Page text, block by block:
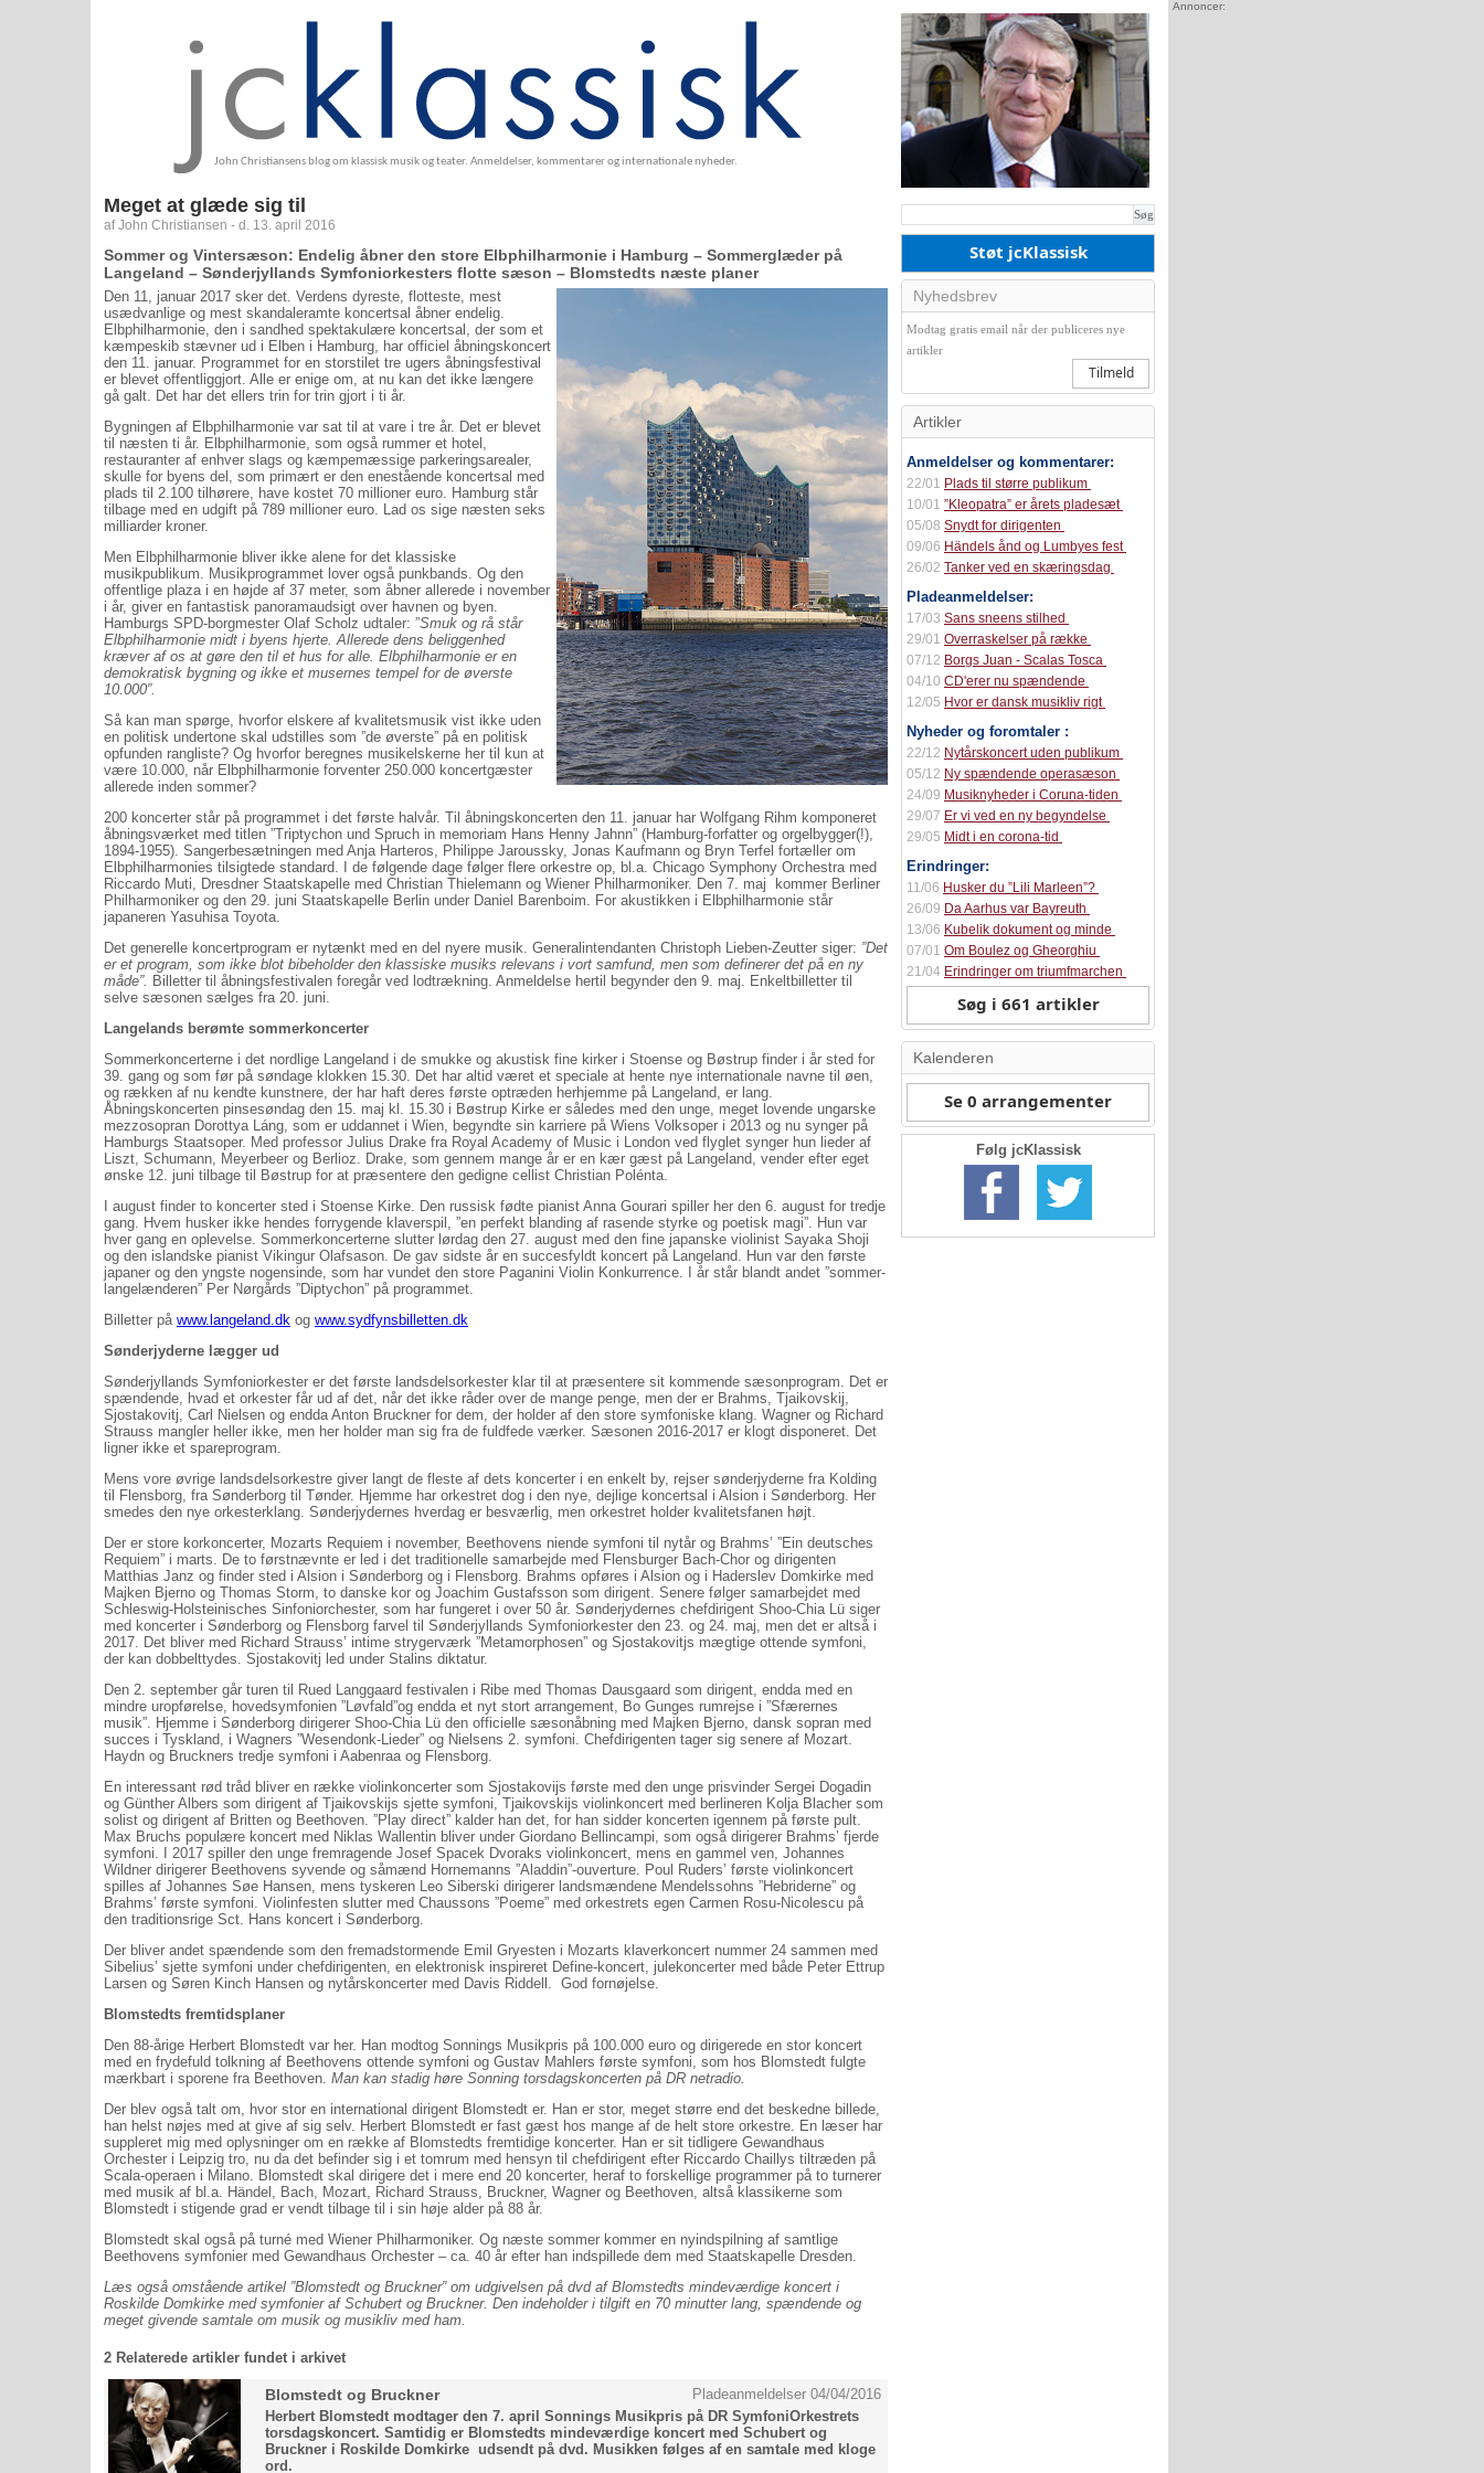
John Christiansens blog om klassisk musik og teater. Anmeldelser, kommentarer og internationale nyheder.
Meget at glæde sig til
af John Christiansen - d. 13. april 2016
Sommer og Vintersæson: Endelig åbner den store Elbphilharmonie i Hamburg – Sommerglæder på
Langeland – Sønderjyllands Symfoniorkesters flotte sæson – Blomstedts næste planer
Den 11, januar 2017 sker det. Verdens dyreste, flotteste, mest
usædvanlige og mest skandaleramte koncertsal åbner endelig.
Elbphilharmonie, den i sandhed spektakulære koncertsal, der som et
kæmpeskib stævner ud i Elben i Hamburg, har officiel åbningskoncert
den 11. januar. Programmet for en storstilet tre ugers åbningsfestival
er blevet offentliggjort. Alle er enige om, at nu kan det ikke længere
gå galt. Det har det ellers trin for trin gjort i ti år.
Bygningen af Elbphilharmonie var sat til at vare i tre år. Det er blevet
til næsten ti år. Elbphilharmonie, som også rummer et hotel,
restauranter af enhver slags og kæmpemæssige parkeringsarealer,
skulle for byens del, som primært er den enestående koncertsal med
plads til 2.100 tilhørere, have kostet 70 millioner euro. Hamburg står
tilbage med en udgift på 789 millioner euro. Lad os sige næsten seks
milliarder kroner.
Men Elbphilharmonie bliver ikke alene for det klassiske
musikpublikum. Musikprogrammet lover også punkbands. Og den
offentlige plaza i en højde af 37 meter, som åbner allerede i november
i år, giver en fantastisk panoramaudsigt over havnen og byen.
Hamburgs SPD-borgmester Olaf Scholz udtaler: ”Smuk og rå står
Elbphilharmonie midt i byens hjerte. Allerede dens beliggenhed
kræver af os at gøre den til et hus for alle. Elbphilharmonie er en
demokratisk bygning og ikke et musernes tempel for de øverste
10.000”.
Så kan man spørge, hvorfor elskere af kvalitetsmusik vist ikke uden
en politisk undertone skal udstilles som ”de øverste” på en politisk
opfunden rangliste? Og hvorfor beregnes musikelskerne her til kun at
være 10.000, når Elbphilharmonie forventer 250.000 koncertgæster
allerede inden sommer?
200 koncerter står på programmet i det første halvår. Til åbningskoncerten den 11. januar har Wolfgang Rihm komponeret
åbningsværket med titlen ”Triptychon und Spruch in memoriam Hans Henny Jahnn” (Hamburg-forfatter og orgelbygger(!),
1894-1955). Sangerbesætningen med Anja Harteros, Philippe Jaroussky, Jonas Kaufmann og Bryn Terfel fortæller om
Elbphilharmonies tilsigtede standard. I de følgende dage følger flere orkestre op, bl.a. Chicago Symphony Orchestra med
Riccardo Muti, Dresdner Staatskapelle med Christian Thielemann og Wiener Philharmoniker. Den 7. maj kommer Berliner
Philharmoniker og den 29. juni Staatskapelle Berlin under Daniel Barenboim. For akustikken i Elbphilharmonie står
japaneren Yasuhisa Toyota.
Det generelle koncertprogram er nytænkt med en del nyere musik. Generalintendanten Christoph Lieben-Zeutter siger: ”Det
er et program, som ikke blot bibeholder den klassiske musiks relevans i vort samfund, men som definerer det på en ny
måde”. Billetter til åbningsfestivalen foregår ved lodtrækning. Anmeldelse hertil begynder den 9. maj. Enkeltbilletter til
selve sæsonen sælges fra 20. juni.
Langelands berømte sommerkoncerter
Sommerkoncerterne i det nordlige Langeland i de smukke og akustisk fine kirker i Stoense og Bøstrup finder i år sted for
39. gang og som før på søndage klokken 15.30. Det har altid været et speciale at hente nye internationale navne til øen,
og rækken af nu kendte kunstnere, der har haft deres første optræden herhjemme på Langeland, er lang.
Åbningskoncerten pinsesøndag den 15. maj kl. 15.30 i Bøstrup Kirke er således med den unge, meget lovende ungarske
mezzosopran Dorottya Láng, som er uddannet i Wien, begyndte sin karriere på Wiens Volksoper i 2013 og nu synger på
Hamburgs Staatsoper. Med professor Julius Drake fra Royal Academy of Music i London ved flyglet synger hun lieder af
Liszt, Schumann, Meyerbeer og Berlioz. Drake, som gennem mange år er en kær gæst på Langeland, vender efter eget
ønske 12. juni tilbage til Bøstrup for at præsentere den gedigne cellist Christian Polénta.
I august finder to koncerter sted i Stoense Kirke. Den russisk fødte pianist Anna Gourari spiller her den 6. august for tredje
gang. Hvem husker ikke hendes forrygende klaverspil, ”en perfekt blanding af rasende styrke og poetisk magi”. Hun var
hver gang en oplevelse. Sommerkoncerterne slutter lørdag den 27. august med den fine japanske violinist Sayaka Shoji
og den islandske pianist Vikingur Olafsason. De gav sidste år en succesfyldt koncert på Langeland. Hun var den første
japaner og den yngste nogensinde, som har vundet den store Paganini Violin Konkurrence. I år står blandt andet ”sommer-
langelænderen” Per Nørgårds ”Diptychon” på programmet.
Billetter på www.langeland.dk og www.sydfynsbilletten.dk
Sønderjyderne lægger ud
Sønderjyllands Symfoniorkester er det første landsdelsorkester klar til at præsentere sit kommende sæsonprogram. Det er
spændende, hvad et orkester får ud af det, når det ikke råder over de mange penge, men der er Brahms, Tjaikovskij,
Sjostakovitj, Carl Nielsen og endda Anton Bruckner for dem, der holder af den store symfoniske klang. Wagner og Richard
Strauss mangler heller ikke, men her holder man sig fra de fuldfede værker. Sæsonen 2016-2017 er klogt disponeret. Det
ligner ikke et spareprogram.
Mens vore øvrige landsdelsorkestre giver langt de fleste af dets koncerter i en enkelt by, rejser sønderjyderne fra Kolding
til Flensborg, fra Sønderborg til Tønder. Hjemme har orkestret dog i den nye, dejlige koncertsal i Alsion i Sønderborg. Her
smedes den nye orkesterklang. Sønderjydernes hverdag er besværlig, men orkestret holder kvalitetsfanen højt.
Der er store korkoncerter, Mozarts Requiem i november, Beethovens niende symfoni til nytår og Brahms’ ”Ein deutsches
Requiem” i marts. De to førstnævnte er led i det traditionelle samarbejde med Flensburger Bach-Chor og dirigenten
Matthias Janz og finder sted i Alsion i Sønderborg og i Flensborg. Brahms opføres i Alsion og i Haderslev Domkirke med
Majken Bjerno og Thomas Storm, to danske kor og Joachim Gustafsson som dirigent. Senere følger samarbejdet med
Schleswig-Holsteinisches Sinfoniorchester, som har fungeret i over 50 år. Sønderjydernes chefdirigent Shoo-Chia Lü siger
med koncerter i Sønderborg og Flensborg farvel til Sønderjyllands Symfoniorkester den 23. og 24. maj, men det er altså i
2017. Det bliver med Richard Strauss’ intime strygerværk ”Metamorphosen” og Sjostakovitjs mægtige ottende symfoni,
der kan dobbelttydes. Sjostakovitj led under Stalins diktatur.
Den 2. september går turen til Rued Langgaard festivalen i Ribe med Thomas Dausgaard som dirigent, endda med en
mindre uropførelse, hovedsymfonien ”Løvfald”og endda et nyt stort arrangement, Bo Gunges rumrejse i ”Sfærernes
musik”. Hjemme i Sønderborg dirigerer Shoo-Chia Lü den officielle sæsonåbning med Majken Bjerno, dansk sopran med
succes i Tyskland, i Wagners ”Wesendonk-Lieder” og Nielsens 2. symfoni. Chefdirigenten tager sig senere af Mozart.
Haydn og Bruckners tredje symfoni i Aabenraa og Flensborg.
En interessant rød tråd bliver en række violinkoncerter som Sjostakovijs første med den unge prisvinder Sergei Dogadin
og Günther Albers som dirigent af Tjaikovskijs sjette symfoni, Tjaikovskijs violinkoncert med berlineren Kolja Blacher som
solist og dirigent af Britten og Beethoven. ”Play direct” kalder han det, for han sidder koncerten igennem på første pult.
Max Bruchs populære koncert med Niklas Wallentin bliver under Giordano Bellincampi, som også dirigerer Brahms’ fjerde
symfoni. I 2017 spiller den unge fremragende Josef Spacek Dvoraks violinkoncert, mens en gammel ven, Johannes
Wildner dirigerer Beethovens syvende og såmænd Hornemanns ”Aladdin”-ouverture. Poul Ruders’ første violinkoncert
spilles af Johannes Søe Hansen, mens tyskeren Leo Siberski dirigerer landsmændene Mendelssohns ”Hebriderne” og
Brahms’ første symfoni. Violinfesten slutter med Chaussons ”Poeme” med orkestrets egen Carmen Rosu-Nicolescu på
den traditionsrige Sct. Hans koncert i Sønderborg.
Der bliver andet spændende som den fremadstormende Emil Gryesten i Mozarts klaverkoncert nummer 24 sammen med
Sibelius’ sjette symfoni under chefdirigenten, en elektronisk inspireret Define-koncert, julekoncerter med både Peter Ettrup
Larsen og Søren Kinch Hansen og nytårskoncerter med Davis Riddell. God fornøjelse.
Blomstedts fremtidsplaner
Den 88-årige Herbert Blomstedt var her. Han modtog Sonnings Musikpris på 100.000 euro og dirigerede en stor koncert
med en frydefuld tolkning af Beethovens ottende symfoni og Gustav Mahlers første symfoni, som hos Blomstedt fulgte
mærkbart i sporene fra Beethoven. Man kan stadig høre Sonning torsdagskoncerten på DR netradio.
Der blev også talt om, hvor stor en international dirigent Blomstedt er. Han er stor, meget større end det beskedne billede,
han helst nøjes med at give af sig selv. Herbert Blomstedt er fast gæst hos mange af de helt store orkestre. En læser har
suppleret mig med oplysninger om en række af Blomstedts fremtidige koncerter. Han er sit tidligere Gewandhaus
Orchester i Leipzig tro, nu da det befinder sig i et tomrum med hensyn til chefdirigent efter Riccardo Chaillys tiltræden på
Scala-operaen i Milano. Blomstedt skal dirigere det i mere end 20 koncerter, heraf to forskellige programmer på to turnerer
med musik af bl.a. Händel, Bach, Mozart, Richard Strauss, Bruckner, Wagner og Beethoven, altså klassikerne som
Blomstedt i stigende grad er vendt tilbage til i sin høje alder på 88 år.
Blomstedt skal også på turné med Wiener Philharmoniker. Og næste sommer kommer en nyindspilning af samtlige
Beethovens symfonier med Gewandhaus Orchester – ca. 40 år efter han indspillede dem med Staatskapelle Dresden.
Læs også omstående artikel ”Blomstedt og Bruckner” om udgivelsen på dvd af Blomstedts mindeværdige koncert i
Roskilde Domkirke med symfonier af Schubert og Bruckner. Den indeholder i tilgift en 70 minutter lang, spændende og
meget givende samtale om musik og musikliv med ham.
2 Relaterede artikler fundet i arkivet
Pladeanmeldelser 04/04/2016
Blomstedt og Bruckner
Herbert Blomstedt modtager den 7. april Sonnings Musikpris på DR SymfoniOrkestrets
torsdagskoncert. Samtidig er Blomstedts mindeværdige koncert med Schubert og
Bruckner i Roskilde Domkirke udsendt på dvd. Musikken følges af en samtale med kloge
ord.
Søg
Støt jcKlassisk
Nyhedsbrev
Modtag gratis email når der publiceres nye
artikler
Tilmeld
Artikler
Anmeldelser og kommentarer:
22/01 Plads til større publikum
10/01 ”Kleopatra” er årets pladesæt
05/08 Snydt for dirigenten
09/06 Händels ånd og Lumbyes fest
26/02 Tanker ved en skæringsdag
Pladeanmeldelser:
17/03 Sans sneens stilhed
29/01 Overraskelser på række
07/12 Borgs Juan - Scalas Tosca
04/10 CD'erer nu spændende
12/05 Hvor er dansk musikliv rigt
Nyheder og foromtaler :
22/12 Nytårskoncert uden publikum
05/12 Ny spændende operasæson
24/09 Musiknyheder i Coruna-tiden
29/07 Er vi ved en ny begyndelse
29/05 Midt i en corona-tid
Erindringer:
11/06 Husker du ”Lili Marleen”?
26/09 Da Aarhus var Bayreuth
13/06 Kubelik dokument og minde
07/01 Om Boulez og Gheorghiu
21/04 Erindringer om triumfmarchen
Søg i 661 artikler
Kalenderen
Se 0 arrangementer
Følg jcKlassisk
Annoncer: